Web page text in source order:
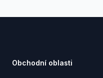
Obchodní oblasti